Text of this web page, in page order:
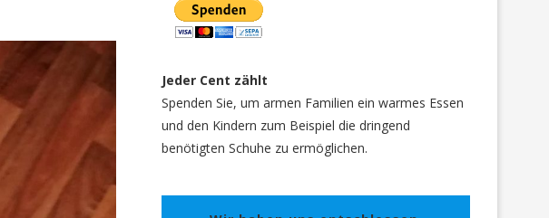
Jeder Cent zählt
Spenden Sie, um armen Familien ein warmes Essen
und den Kindern zum Beispiel die dringend
benötigten Schuhe zu ermöglichen.